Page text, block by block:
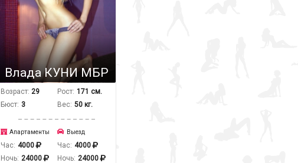
Влада КУНИ МБР
Возраст: 29
Бюст: 3
Рост: 171 см.
Вес: 50 кг.
Апартаменты
Час: 4000
Ночь: 24000
Выезд
Час: 4000
Ночь: 24000